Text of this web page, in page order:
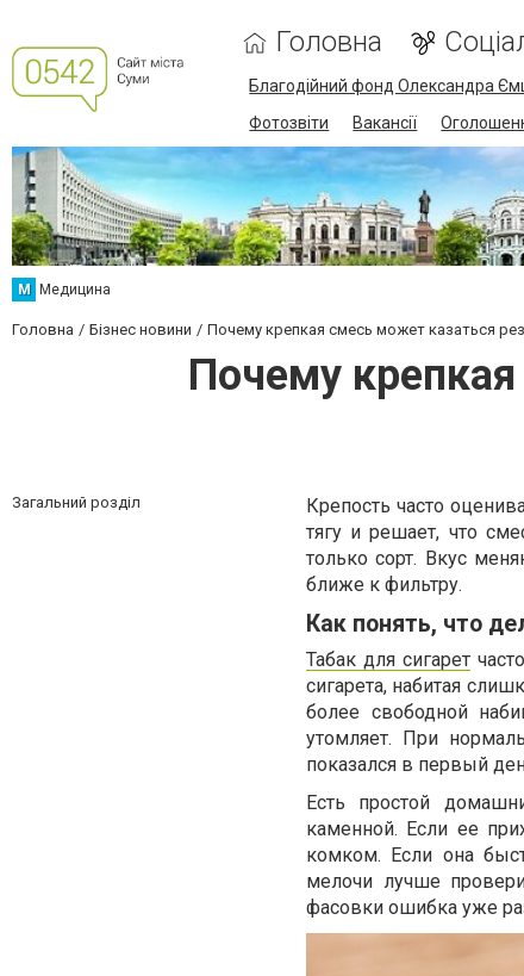
Головна
Благодійний фонд Олександра
Фотозвіти
Вакансії
М Медицина
Головна Бізнес новини Почему крепкая смесь может казаться
Почему
Загальний розділ
Крепость часто
тягу и решает, что
только сорт. Вкус
ближе к фильтру.
Как понять, что
Табак для сигарет
сигарета, набитая
более свободной
утомляет. При
показался в первый
Есть простой
каменной. Если ее
комком. Если она
мелочи лучше
фасовки ошибка уже